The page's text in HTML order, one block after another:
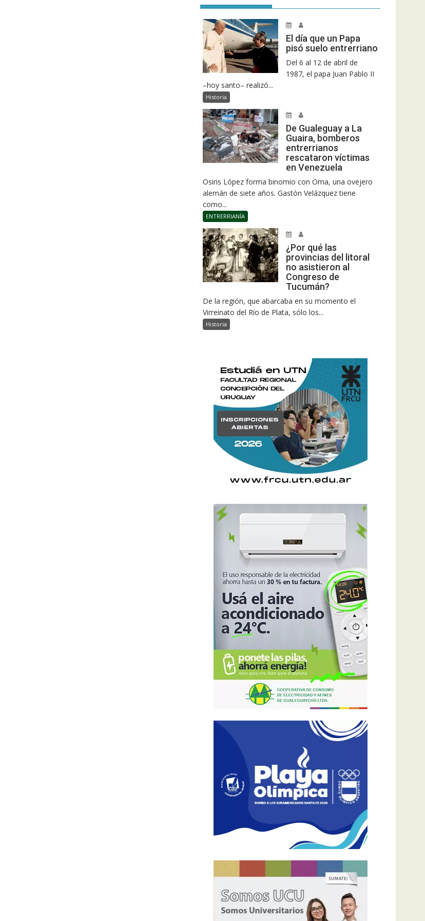
El día que un Papa
pisó suelo entrerriano
Del 6 al 12 de abril de
1987, el papa Juan Pablo II
–hoy santo– realizó...
Historia
De Gualeguay a La
Guaira, bomberos
entrerrianos
rescataron víctimas
en Venezuela
Osiris López forma binomio con Oma, una ovejero
alemán de siete años. Gastón Velázquez tiene
como...
ENTRERRIANÍA
¿Por qué las
provincias del litoral
no asistieron al
Congreso de
Tucumán?
De la región, que abarcaba en su momento el
Virreinato del Río de Plata, sólo los...
Historia